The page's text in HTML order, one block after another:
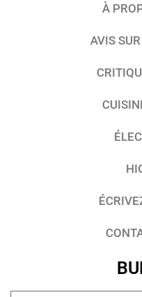
À
AVIS